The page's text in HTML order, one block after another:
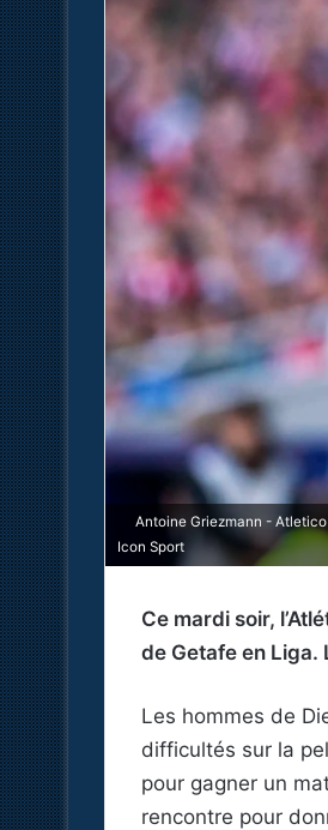
Antoine Griezmann - Atletico
Icon Sport
Ce mardi soir,
de Getafe en Liga.
Les hommes de
difficultés sur la
pour gagner un
rencontre pour